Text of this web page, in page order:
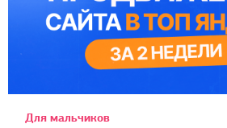
Для мальчиков